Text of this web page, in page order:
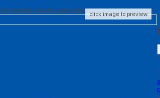
perosotan murah jawa timurclick image to preview